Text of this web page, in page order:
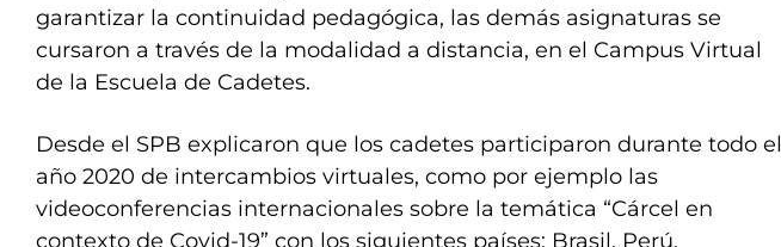
garantizar la continuidad pedagógica, las demás asignaturas se
cursaron a través de la modalidad a distancia, en el Campus Virtual
de la Escuela de Cadetes.
Desde el SPB explicaron que los cadetes participaron durante todo el
año 2020 de intercambios virtuales, como por ejemplo las
videoconferencias internacionales sobre la temática “Cárcel en
contexto de Covid-19” con los siguientes países: Brasil, Perú,